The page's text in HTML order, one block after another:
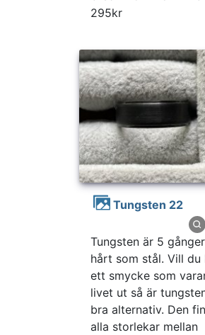
295kr
Tungsten 22
Tungsten är 5
hårt som stål. Vill du
ett smycke som
livet ut så är
bra alternativ. Den
alla storlekar mellan